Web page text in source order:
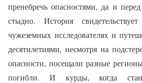
пренебречь опасно­стями, да и
стыдно. История
чужеземных исследователях и
десятилетиями, несмотря на
опас­ности, посещали разные
погибли. И курды, когда